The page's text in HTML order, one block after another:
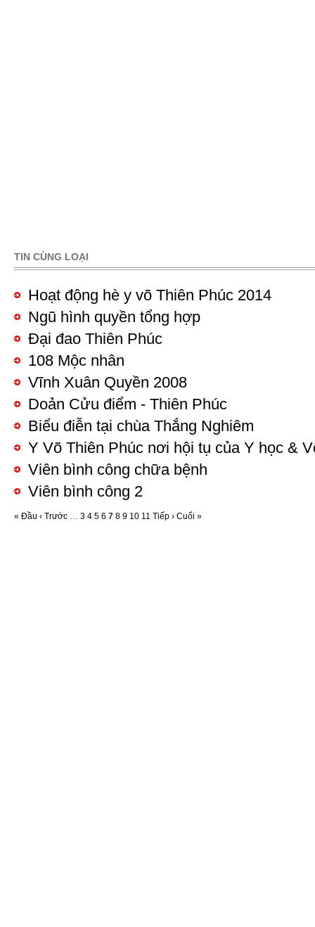
TIN CÙNG LOẠI
Hoạt động hè y võ Thiên Phúc 2014
Ngũ hình quyền tổng hợp
Đại đao Thiên Phúc
108 Mộc nhân
Vĩnh Xuân Quyền 2008
Doản Cửu điểm - Thiên Phúc
Biểu điễn tại chùa Thắng Nghiêm
Y Võ Thiên Phúc nơi hội tụ của Y học &
Viên bình công chữa bệnh
Viên bình công 2
« Đầu ‹ Trước … 3 4 5 6 7 8 9 10 11 Tiếp › Cuối »